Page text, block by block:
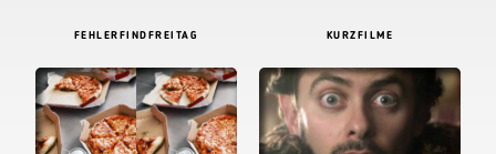
FEHLERFINDFREITAG KURZFILME